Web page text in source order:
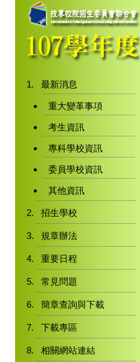
最新消息
重大變革事項
考生資訊
專科學校資訊
委員學校資訊
其他資訊
招生學校
規章辦法
重要日程
常見問題
簡章查詢與下載
下載專區
相關網站連結